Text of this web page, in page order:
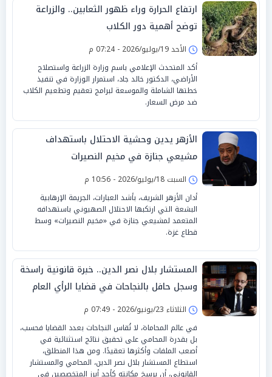
ارتفاع الحرارة وراء ظهور الثعابين.. والزراعة
توضح أهمية دور الكلاب
الأحد 19/يوليو/2026 - 07:24 م
أكد المتحدث الإعلامي باسم وزارة الزراعة واستصلاح
الأراضي، الدكتور خالد جاد، استمرار الوزارة في تنفيذ
خطتها الشاملة والموسعة لبرامج تعقيم وتطعيم الكلاب
ضد مرض السعار.
الأزهر يدين وحشية الاحتلال باستهداف
مشيعي جنازة في مخيم النصيرات
السبت 18/يوليو/2026 - 10:56 م
أدان الأزهر الشريف، بأشد العبارات، الجريمة الإرهابية
البشعة التي ارتكبها الاحتلال الصهيوني باستهدافه
المتعمد لمشيعي جنازة في «مخيم النصيرات» وسط
قطاع غزة.
المستشار بلال نصر الدين.. خبرة قانونية راسخة
وسجل حافل بالنجاحات في قضايا الرأي العام
الثلاثاء 23/يونيو/2026 - 07:49 م
في عالم المحاماة، لا تُقاس النجاحات بعدد القضايا فحسب،
بل بقدرة المحامي على تحقيق نتائج استثنائية في
أصعب الملفات وأكثرها تعقيدًا. ومن هذا المنطلق،
استطاع المستشار بلال نصر الدين، المحامي والمستشار
القانوني، أن يرسخ مكانته كأحد أبرز المتخصصين في